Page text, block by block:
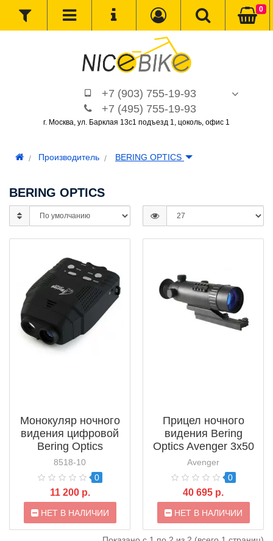
+7 (903) 755-19-93
+7 (495) 755-19-93
г. Москва, ул. Барклая 13с1 подъезд 1, цоколь, офис 1
0
Производитель BERING OPTICS
BERING OPTICS
Монокуляр ночного
видения цифровой
Bering Optics
Avenger Urban Patrol
1–2x15
8518-10
0
11 200 р.
НЕТ В НАЛИЧИИ
Прицел ночного
видения Bering
Optics Avenger 3x50
G1
Avenger
0
40 695 р.
НЕТ В НАЛИЧИИ